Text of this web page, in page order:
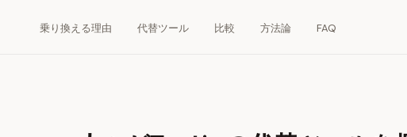
乗り換える理由 代替ツール 比較 方法論 FAQ